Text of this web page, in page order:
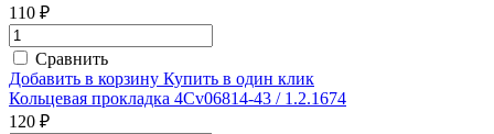
110 ₽
Сравнить
Добавить в корзину Купить в один клик
Кольцевая прокладка 4Cv06814-43 / 1.2.1674
120 ₽